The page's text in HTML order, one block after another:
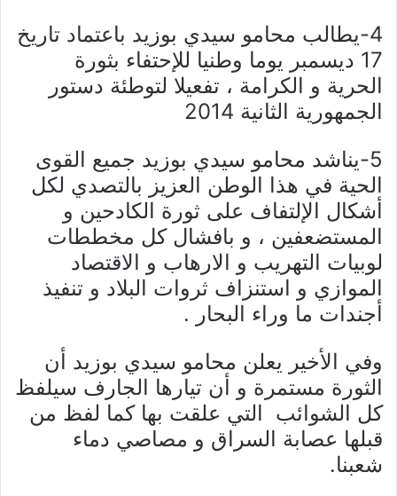
4-يطالب محامو سيدي بوزيد باعتماد تاريخ
17 ديسمبر يوما وطنيا للإحتفاء بثورة
الحرية و الكرامة ، تفعيلا لتوطئة دستور
الجمهورية الثانية 2014
5-يناشد محامو سيدي بوزيد جميع القوى
الحية في هذا الوطن العزيز بالتصدي لكل
أشكال الإلتفاف على ثورة الكادحين و
المستضعفين ، و بافشال كل مخططات
لوبيات التهريب و الارهاب و الاقتصاد
الموازي و استنزاف ثروات البلاد و تنفيذ
أجندات ما وراء البحار .
وفي الأخير يعلن محامو سيدي بوزيد أن
الثورة مستمرة و أن تيارها الجارف سيلفظ
كل الشوائب التي علقت بها كما لفظ من
قبلها عصابة السراق و مصاصي دماء
شعبنا.